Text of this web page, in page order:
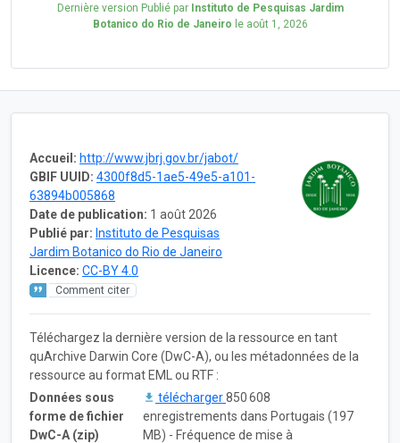
Dernière version Publié par Instituto de Pesquisas Jardim
Botanico do Rio de Janeiro le août 1, 2026
Accueil: http://www.jbrj.gov.br/jabot/
GBIF UUID: 4300f8d5-1ae5-49e5-a101-
63894b005868
Date de publication: 1 août 2026
Publié par: Instituto de Pesquisas
Jardim Botanico do Rio de Janeiro
Licence: CC-BY 4.0
Comment citer
Téléchargez la dernière version de la ressource en tant
quArchive Darwin Core (DwC-A), ou les métadonnées de la
ressource au format EML ou RTF :
Données sous
forme de fichier
DwC-A (zip)
télécharger850 608
enregistrements dans Portugais (197
MB) - Fréquence de mise à